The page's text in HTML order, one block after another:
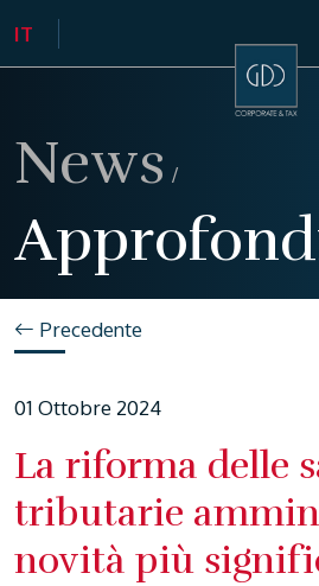
News /
Precedente
01 Ottobre 2024
La riforma delle
tributarie
novità più